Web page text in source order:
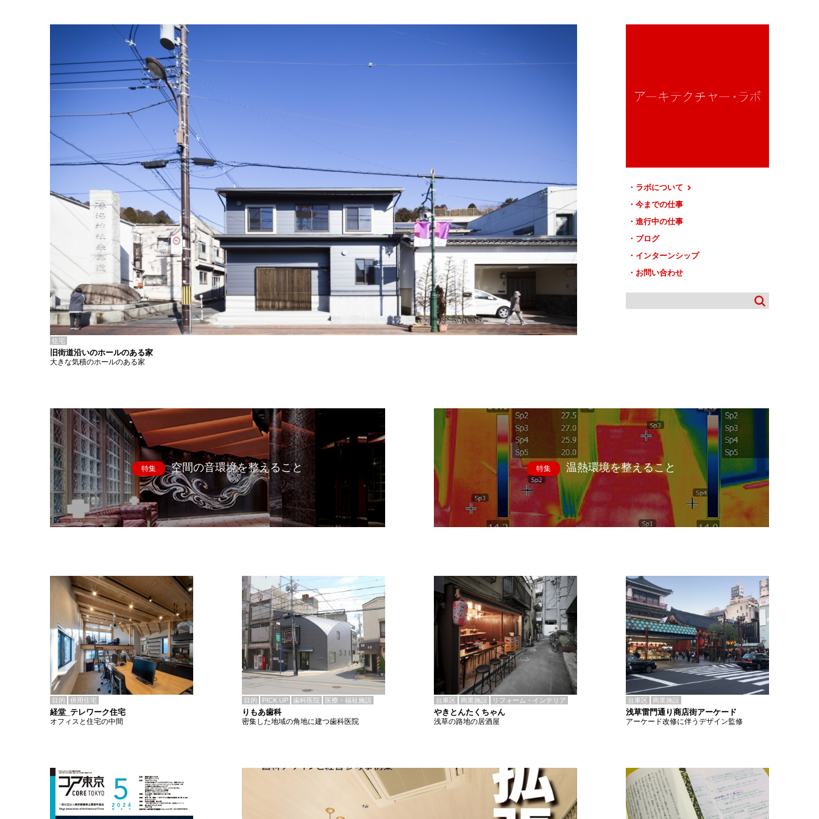
ラボについて
今までの仕事
進行中の仕事
ブログ
インターンシップ
お問い合わせ
住宅
旧街道沿いのホールのある家
大きな気積のホールのある家
特集 空間の音環境を整えること 特集 温熱環境を整えること
目的 併用住宅
経堂_テレワーク住宅
オフィスと住宅の中間
目的 PICK UP 歯科医院 医療・福祉施設
りもあ歯科
密集した地域の角地に建つ歯科医院
台東区 商業施設 リフォーム・インテリア
やきとんたくちゃん
浅草の路地の居酒屋
台東区 商業施設
浅草雷門通り商店街アーケード
アーケード改修に伴うデザイン監修